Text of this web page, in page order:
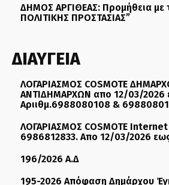
ΔΗΜΟΣ ΑΡΓΙΘΕΑΣ: Προμήθεια με
ΠΟΛΙΤΙΚΗΣ ΠΡΟΣΤΑΣΙΑΣ”
ΔΙΑΥΓΕΙΑ
ΛΟΓΑΡΙΑΣΜΟΣ COSMOTE
ΑΝΤΙΔΗΜΑΡΧΩΝ απο 12/03/2026
Αριιθμ.6988080108 &
ΛΟΓΑΡΙΑΣΜΟΣ COSMOTE
6986812833. Απο 12/03/2026
196/2026 Α.Δ
195-2026 Απόφαση Δημάρχου